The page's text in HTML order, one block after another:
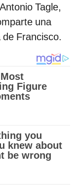
Tagle,
una
Francisco.